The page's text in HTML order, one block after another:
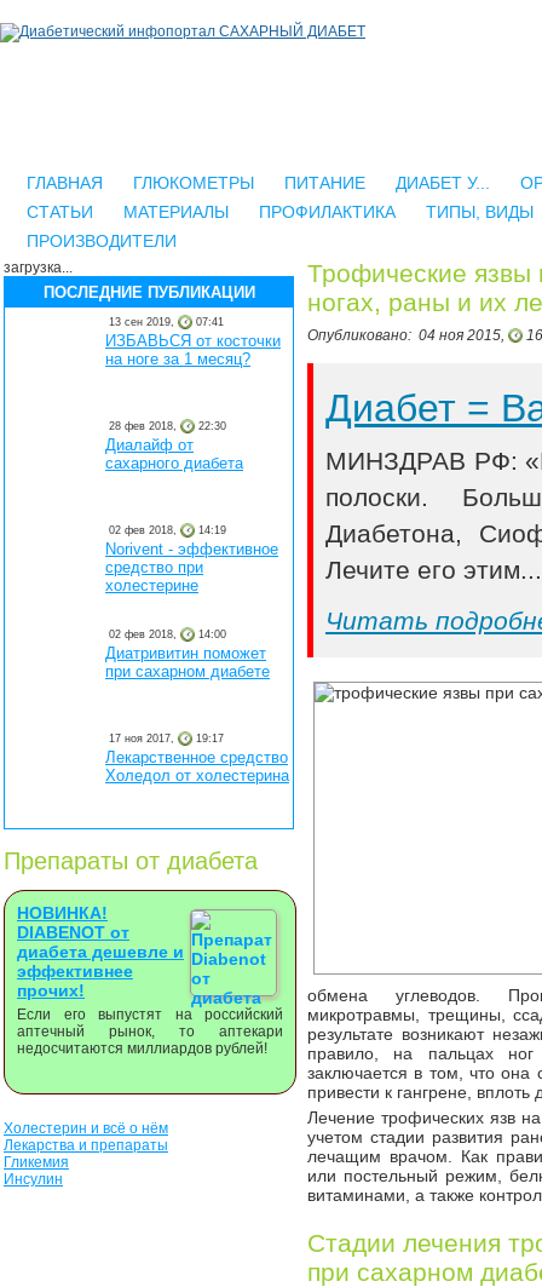
ГЛАВНАЯ ГЛЮКОМЕТРЫ ПИТАНИЕ ДИАБЕТ У...
СТАТЬИ
МАТЕРИАЛЫ ПРОФИЛАКТИКА
ТИПЫ, ВИДЫ
ПРОИЗВОДИТЕЛИ
загрузка...
ПОСЛЕДНИЕ ПУБЛИКАЦИИ
13 сен 2019, 07:41
ИЗБАВЬСЯ от косточки
на ноге за 1 месяц?
28 фев 2018, 22:30
Диалайф от
сахарного диабета
02 фев 2018, 14:19
Norivent - эффективное
средство при
холестерине
02 фев 2018, 14:00
Диатривитин поможет
при сахарном диабете
17 ноя 2017, 19:17
Лекарственное средство
Холедол от холестерина
Препараты от диабета
НОВИНКА!
DIABENOT от
диабета дешевле и
эффективнее
прочих!
Если его выпустят на российский
аптечный рынок, то аптекари
недосчитаются миллиардов рублей!
Холестерин и всё о нём
Лекарства и препараты
Гликемия
Инсулин
Трофические язвы
ногах, раны и их
Опубликовано: 04 ноя 2015,
Диабет =
МИНЗДРАВ РФ:
полоски.
Диабетона,
Лечите его
Читать
обмена углеводов.
микротравмы, трещины,
результате возникают
правило, на пальцах
заключается в том, что она
привести к гангрене,
Лечение трофических язв
учетом стадии развития
лечащим врачом. Как
или постельный режим,
витаминами, а также
Стадии лечения
при сахарном